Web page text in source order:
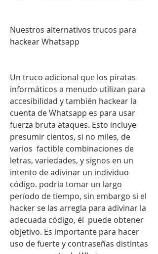
Nuestros alternativos trucos para
hackear Whatsapp
Un truco adicional que los piratas
informáticos a menudo utilizan para
accesibilidad y también hackear la
cuenta de Whatsapp es para usar
fuerza bruta ataques. Esto incluye
presumir cientos, si no miles, de
varios  factible combinaciones de
letras, variedades, y signos en un
intento de adivinar un individuo
código. podría tomar un largo
período de tiempo, sin embargo si el
hacker se las arregla para adivinar la
adecuada código, él  puede obtener
objetivo. Es importante para hacer
uso de fuerte y contraseñas distintas